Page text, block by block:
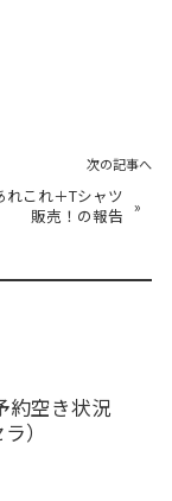
次の記事へ
れこれ＋Tシャツ
販売！の報告 »
約空き状況
）